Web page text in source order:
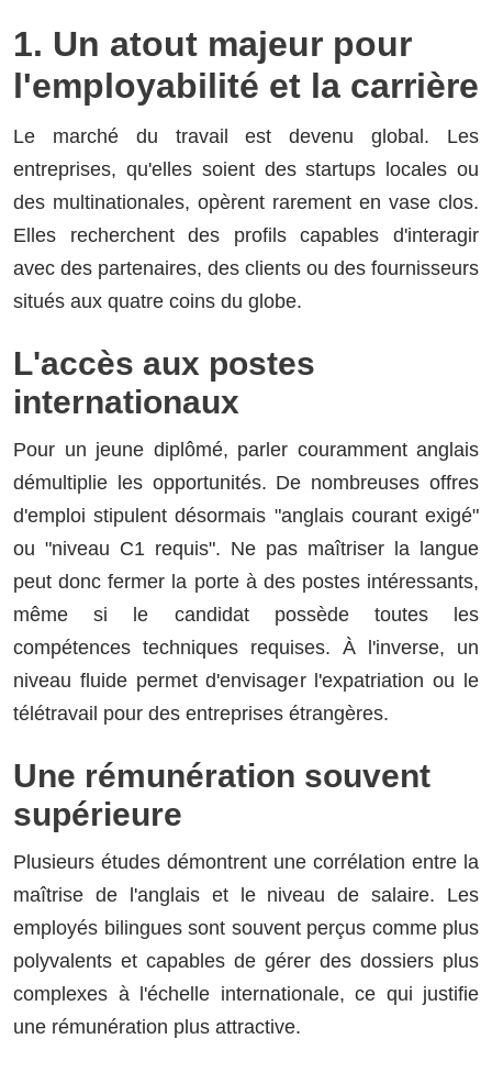
1. Un atout majeur pour
l'employabilité et la carrière
Le marché du travail est devenu global. Les
entreprises, qu'elles soient des startups locales ou
des multinationales, opèrent rarement en vase clos.
Elles recherchent des profils capables d'interagir
avec des partenaires, des clients ou des fournisseurs
situés aux quatre coins du globe.
L'accès aux postes
internationaux
Pour un jeune diplômé, parler couramment anglais
démultiplie les opportunités. De nombreuses offres
d'emploi stipulent désormais "anglais courant exigé"
ou "niveau C1 requis". Ne pas maîtriser la langue
peut donc fermer la porte à des postes intéressants,
même si le candidat possède toutes les
compétences techniques requises. À l'inverse, un
niveau fluide permet d'envisager l'expatriation ou le
télétravail pour des entreprises étrangères.
Une rémunération souvent
supérieure
Plusieurs études démontrent une corrélation entre la
maîtrise de l'anglais et le niveau de salaire. Les
employés bilingues sont souvent perçus comme plus
polyvalents et capables de gérer des dossiers plus
complexes à l'échelle internationale, ce qui justifie
une rémunération plus attractive.